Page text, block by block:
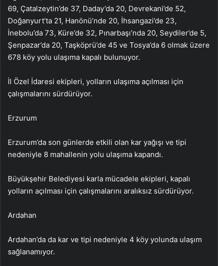
69, Çatalzeytin’de 37, Daday’da 20, Devrekani’de 52,
Doğanyurt’ta 21, Hanönü’nde 20, İhsangazi’de 23,
İnebolu’da 73, Küre’de 32, Pınarbaşı’nda 20, Seydiler’de 5,
Şenpazar’da 20, Taşköprü’de 45 ve Tosya’da 6 olmak üzere
678 köy yolu ulaşıma kapalı bulunuyor.
İl Özel İdaresi ekipleri, yolların ulaşıma açılması için
çalışmalarını sürdürüyor.
Erzurum
Erzurum’da son günlerde etkili olan kar yağışı ve tipi
nedeniyle 8 mahallenin yolu ulaşıma kapandı.
Büyükşehir Belediyesi karla mücadele ekipleri, kapalı
yolların açılması için çalışmalarını aralıksız sürdürüyor.
Ardahan
Ardahan’da da kar ve tipi nedeniyle 4 köy yolunda ulaşım
sağlanamıyor.